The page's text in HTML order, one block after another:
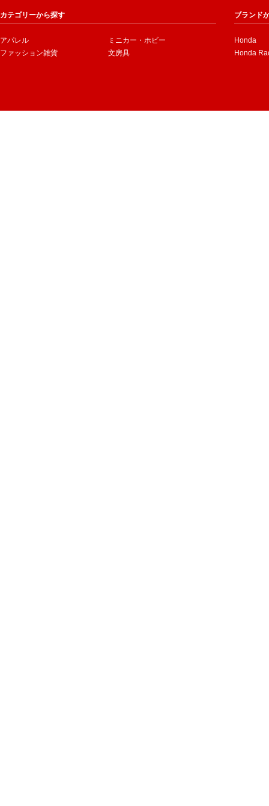
カテゴリーから探す
アパレル
ファッション雑貨
ミニカー・ホビー
文房具
ブランド
Honda
Honda